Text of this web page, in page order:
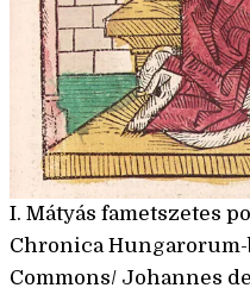
I. Mátyás fametszetes
Chronica
Commons/ Johannes